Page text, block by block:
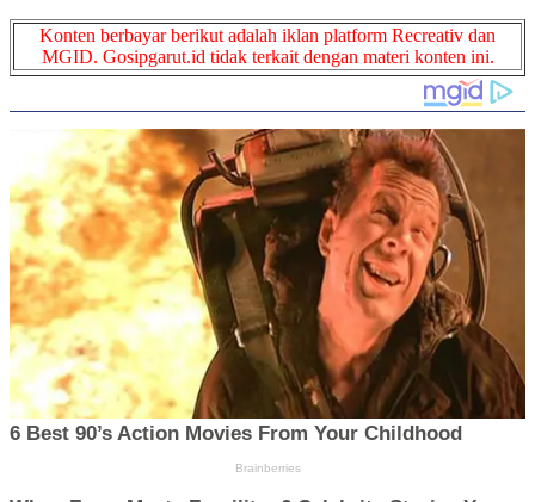
Konten berbayar berikut adalah iklan platform Recreativ dan
MGID. Gosipgarut.id tidak terkait dengan materi konten ini.